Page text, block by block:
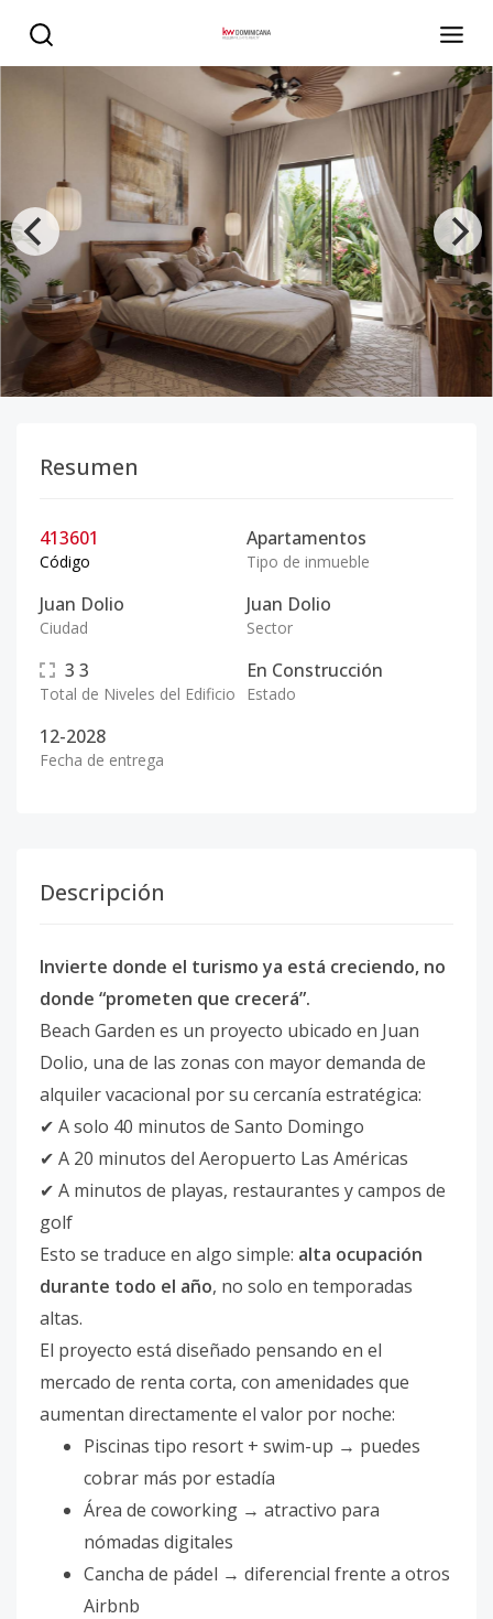
Resumen
413601
Código
Apartamentos
Tipo de inmueble
Juan Dolio
Ciudad
Juan Dolio
Sector
3 3
Total de Niveles del Edificio
En Construcción
Estado
12-2028
Fecha de entrega
Descripción
Invierte donde el turismo ya está creciendo, no
donde “prometen que crecerá”.
Beach Garden es un proyecto ubicado en Juan
Dolio, una de las zonas con mayor demanda de
alquiler vacacional por su cercanía estratégica:
✔ A solo 40 minutos de Santo Domingo
✔ A 20 minutos del Aeropuerto Las Américas
✔ A minutos de playas, restaurantes y campos de
golf
Esto se traduce en algo simple: alta ocupación
durante todo el año, no solo en temporadas
altas.
El proyecto está diseñado pensando en el
mercado de renta corta, con amenidades que
aumentan directamente el valor por noche:
Piscinas tipo resort + swim-up → puedes
cobrar más por estadía
Área de coworking → atractivo para
nómadas digitales
Cancha de pádel → diferencial frente a otros
Airbnb